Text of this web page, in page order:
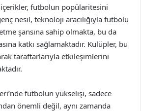
futbolun popülaritesini
nesil, teknoloji aracılığıyla futbolu
şansına sahip olmakta, bu da
katkı sağlamaktadır. Kulüpler, bu
taraftarlarıyla etkileşimlerini
futbolun yükselişi, sadece
önemli değil, aynı zamanda